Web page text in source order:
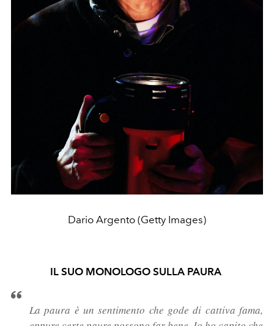
Dario Argento (Getty Images)
IL SUO MONOLOGO SULLA PAURA
La paura è un sentimento che gode di cattiva fama,